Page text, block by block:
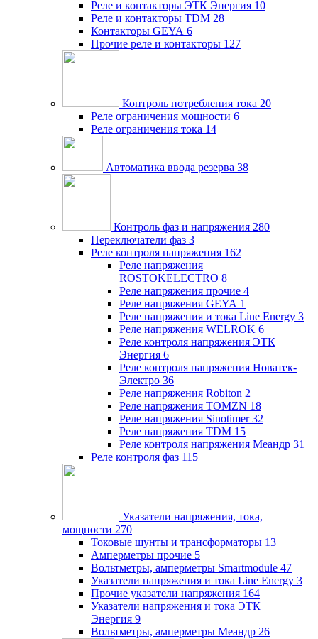
Реле и контакторы ЭТК Энергия 10
Реле и контакторы TDM 28
Контакторы GEYA 6
Прочие реле и контакторы 127
Контроль потребления тока 20
Реле ограничения мощности 6
Реле ограничения тока 14
Автоматика ввода резерва 38
Контроль фаз и напряжения 280
Переключатели фаз 3
Реле контроля напряжения 162
Реле напряжения
ROSTOKELECTRO 8
Реле напряжения прочие 4
Реле напряжения GEYA 1
Реле напряжения и тока Line Energy 3
Реле напряжения WELROK 6
Реле контроля напряжения ЭТК
Энергия 6
Реле контроля напряжения Новатек-
Электро 36
Реле напряжения Robiton 2
Реле напряжения TOMZN 18
Реле напряжения Sinotimer 32
Реле напряжения TDM 15
Реле контроля напряжения Меандр 31
Реле контроля фаз 115
Указатели напряжения, тока,
мощности 270
Токовые шунты и трансформаторы 13
Амперметры прочие 5
Вольтметры, амперметры Smartmodule 47
Указатели напряжения и тока Line Energy 3
Прочие указатели напряжения 164
Указатели напряжения и тока ЭТК
Энергия 9
Вольтметры, амперметры Меандр 26